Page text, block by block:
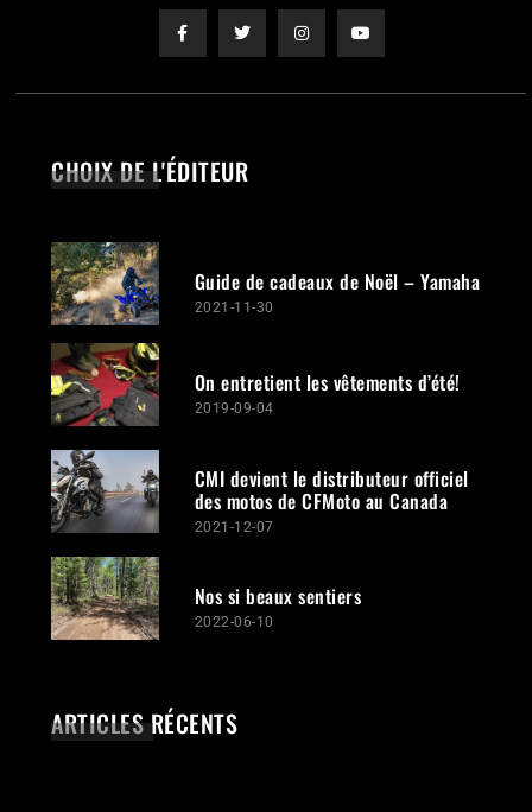
CHOIX DE L'ÉDITEUR
Guide de cadeaux de Noël – Yamaha
2021-11-30
On entretient les vêtements d’été!
2019-09-04
CMI devient le distributeur officiel
des motos de CFMoto au Canada
2021-12-07
Nos si beaux sentiers
2022-06-10
ARTICLES RÉCENTS